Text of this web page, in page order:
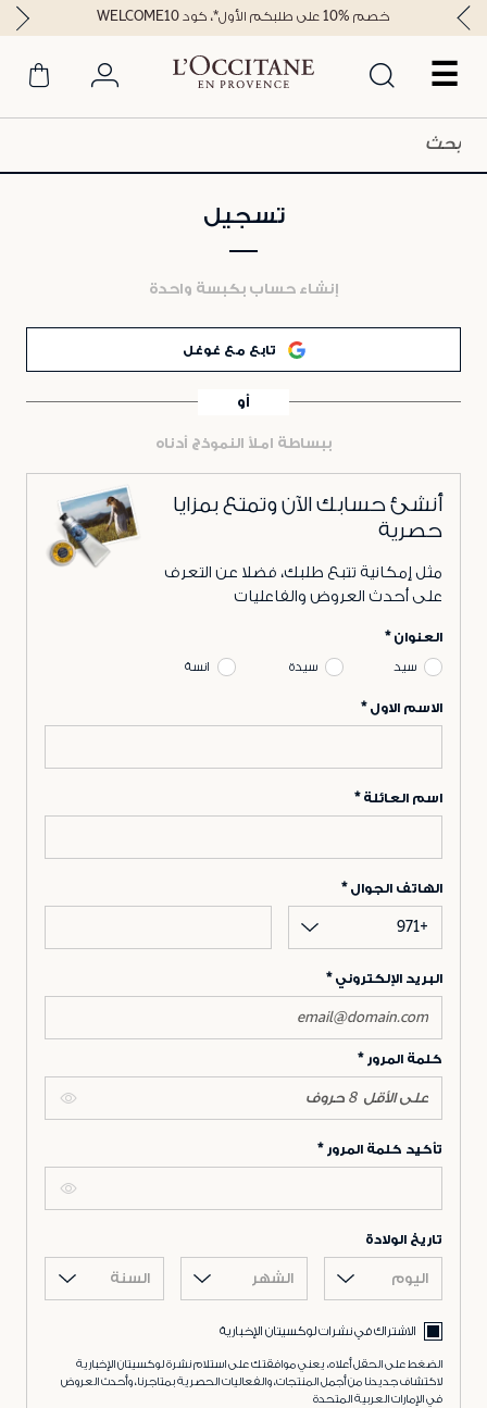
☰
خصم %10 على طلبكم الأول*، كود WELCOME10
تسجيل
إنشاء حساب بكبسة واحدة
تابع مع غوغل
أو
ببساطة املأ النموذج أدناه
أنشئ حسابك الآن وتمتع بمزايا
حصرية
مثل إمكانية تتبع طلبك، فضلا عن التعرف
على أحدث العروض والفاعليات
العنوان
سيد سيدة انسة
الاسم الاول
اسم العائلة
الهاتف الجوال
+971
البريد الإلكتروني
كلمة المرور
تأكيد كلمة المرور
تاريخ الولادة
اليوم الشهر السنة
الاشتراك في نشرات لوكسيتان الإخبارية
الضغط على الحقل أعلاه، يعني موافقتك على استلام نشرة لوكسيتان الإخبارية
لاكتشاف جديدنا من أجمل المنتجات، والفعاليات الحصرية بمتاجرنا، وأحدث العروض
في الإمارات العربية المتحدة